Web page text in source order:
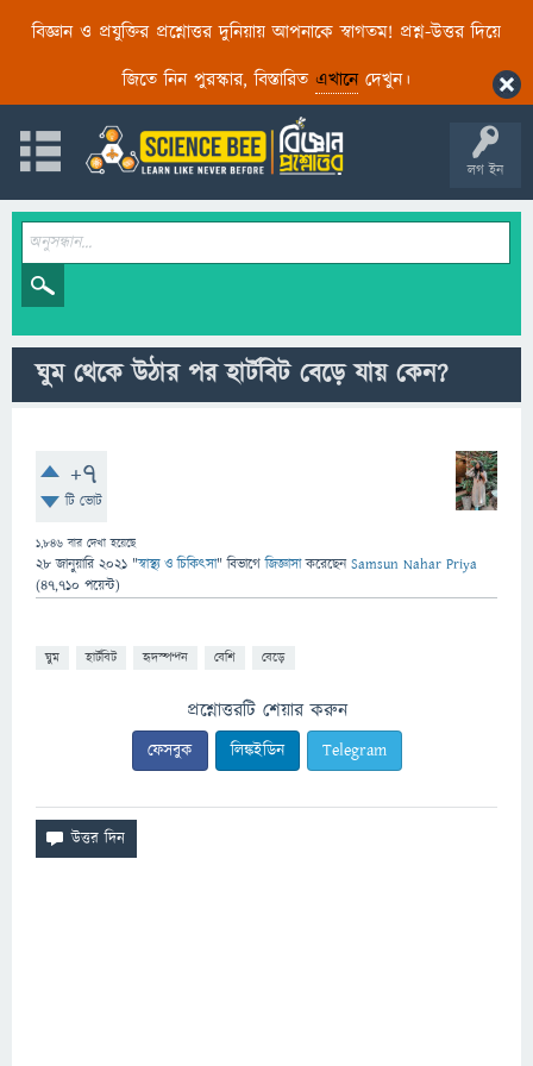
বিজ্ঞান ও প্রযুক্তির প্রশ্নোত্তর দুনিয়ায় আপনাকে স্বাগতম! প্রশ্ন-উত্তর দিয়ে
জিতে নিন পুরস্কার, বিস্তারিত এখানেদেখুন।
লগ ইন
ঘুম থেকে উঠার পর হার্টবিট বেড়ে যায় কেন?
+7
টি ভোট
1,846 বার দেখা হয়েছে
28 জানুয়ারি 2021 "স্বাস্থ্য ও চিকিৎসা" বিভাগে জিজ্ঞাসাকরেছেনSamsun Nahar Priya
(47,710 পয়েন্ট)
ঘুম হার্টবিট হৃদস্পন্দন বেশি বেড়ে
প্রশ্নোত্তরটি শেয়ার করুন
ফেসবুক লিঙ্কইডিন Telegram